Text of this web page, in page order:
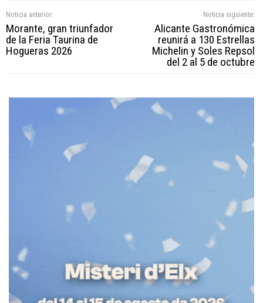
Noticia anterior:
Morante, gran triunfador
de la Feria Taurina de
Hogueras 2026
Noticia siguiente:
Alicante Gastronómica
reunirá a 130 Estrellas
Michelin y Soles Repsol
del 2 al 5 de octubre